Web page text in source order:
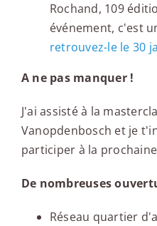
Rochand, 109
événement, c'est
retrouvez-le le 30
A ne pas manquer !
J'ai assisté à la
Vanopdenbosch et je
participer à la
De nombreuses
Réseau quartier